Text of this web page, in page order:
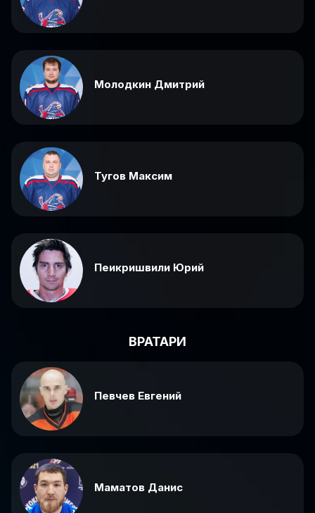
Молодкин Дмитрий
Тугов Максим
Пеикришвили Юрий
ВРАТАРИ
Певчев Евгений
Маматов Данис